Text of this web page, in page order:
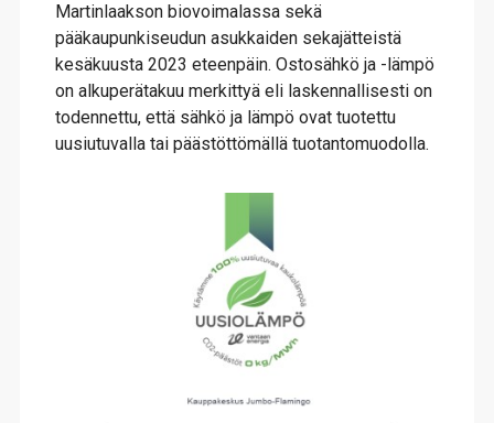
Martinlaakson biovoimalassa sekä
pääkaupunkiseudun asukkaiden sekajätteistä
kesäkuusta 2023 eteenpäin. Ostosähkö ja -lämpö
on alkuperätakuu merkittyä eli laskennallisesti on
todennettu, että sähkö ja lämpö ovat tuotettu
uusiutuvalla tai päästöttömällä tuotantomuodolla.